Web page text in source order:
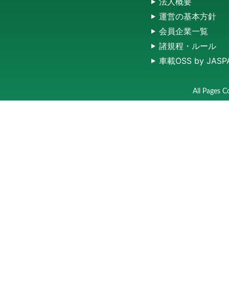
運営の基本方針
会員企業一覧
諸規程・ルール
車載OSS by
All Pages